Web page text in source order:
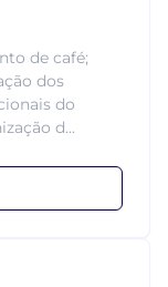
de café;
dos
do
d...